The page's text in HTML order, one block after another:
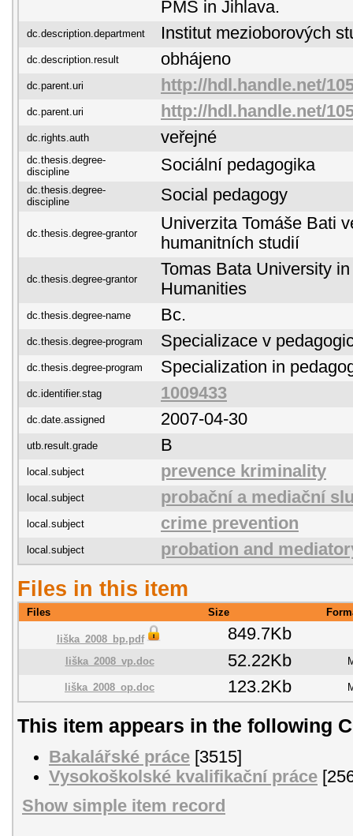
PMS in Jihlava.
dc.description.department Institut mezioborových
dc.description.result obhájeno
dc.parent.uri http://hdl.handle.net/
dc.parent.uri http://hdl.handle.net/
dc.rights.auth veřejné
dc.thesis.degree-
discipline
Sociální pedagogika
dc.thesis.degree-
discipline
Social pedagogy
dc.thesis.degree-grantor
Univerzita Tomáše Bati
humanitních studií
dc.thesis.degree-grantor
Tomas Bata University
Humanities
dc.thesis.degree-name Bc.
dc.thesis.degree-program Specializace v
dc.thesis.degree-program Specialization in
dc.identifier.stag 1009433
dc.date.assigned 2007-04-30
utb.result.grade B
local.subject prevence kriminality
local.subject probační a mediační
local.subject crime prevention
local.subject probation and
Files in this item
Files Size
liška_2008_bp.pdf 849.7Kb
liška_2008_vp.doc 52.22Kb
liška_2008_op.doc 123.2Kb
This item appears in the following
Bakalářské práce [3515]
Vysokoškolské kvalifikační práce
Show simple item record